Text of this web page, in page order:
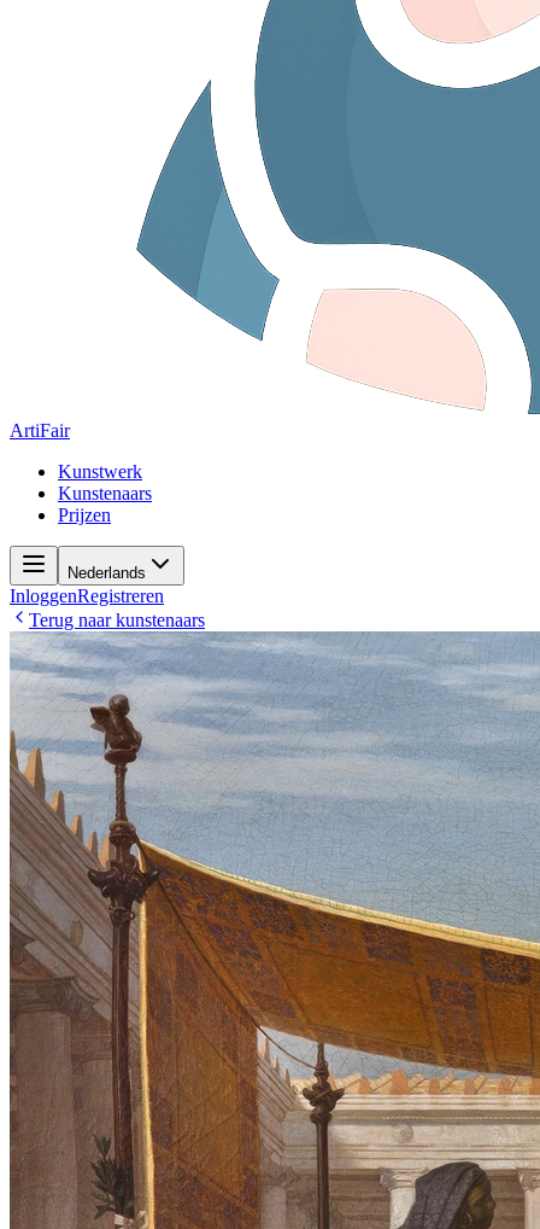
ArtiFair
Kunstwerk
Kunstenaars
Prijzen
Nederlands
InloggenRegistreren
Terug naar kunstenaars